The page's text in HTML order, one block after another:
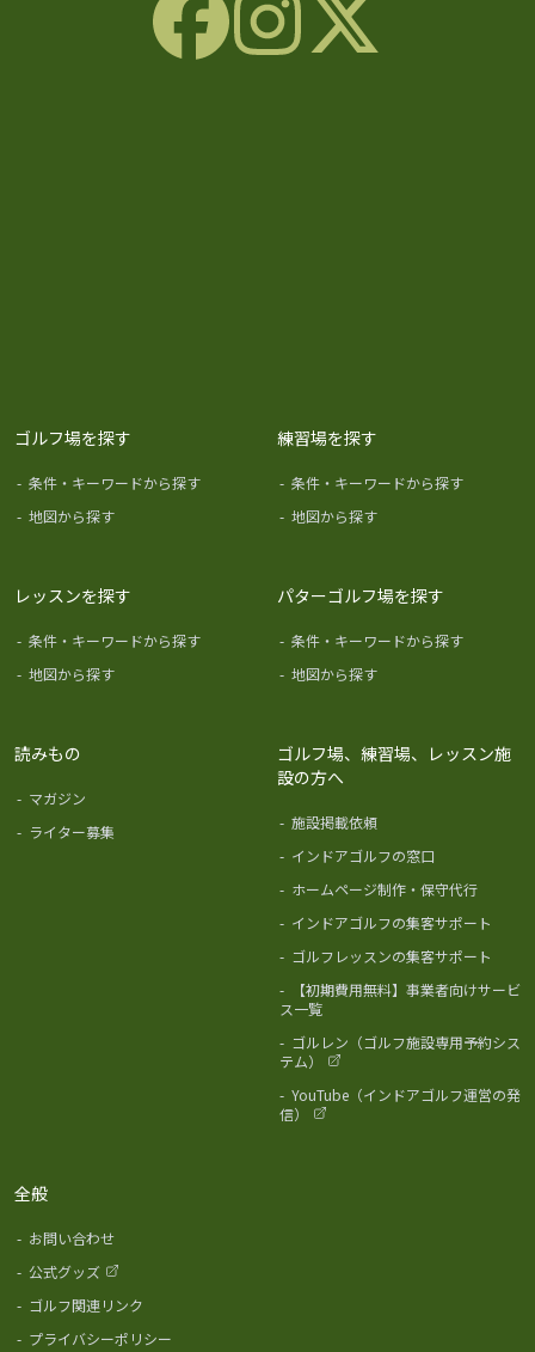
ゴルフ場を探す
- 条件・キーワードから探す
- 地図から探す
練習場を探す
- 条件・キーワードから探す
- 地図から探す
レッスンを探す
- 条件・キーワードから探す
- 地図から探す
パターゴルフ場を探す
- 条件・キーワードから探す
- 地図から探す
読みもの
- マガジン
- ライター募集
ゴルフ場、練習場、レッスン施
設の方へ
- 施設掲載依頼
- インドアゴルフの窓口
- ホームページ制作・保守代行
- インドアゴルフの集客サポート
- ゴルフレッスンの集客サポート
-
【初期費用無料】事業者向けサービ
ス一覧
- ゴルレン（ゴルフ施設専用予約シス
テム）
- YouTube（インドアゴルフ運営の発
信）
全般
- お問い合わせ
- 公式グッズ
- ゴルフ関連リンク
- プライバシーポリシー